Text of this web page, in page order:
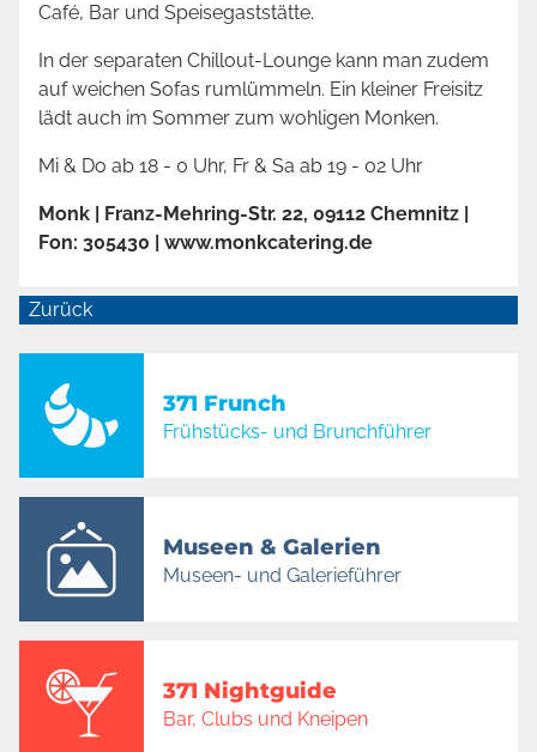
Café, Bar und Speisegaststätte.
In der separaten Chillout-Lounge kann man zudem
auf weichen Sofas rumlümmeln. Ein kleiner Freisitz
lädt auch im Sommer zum wohligen Monken.
Mi & Do ab 18 - 0 Uhr, Fr & Sa ab 19 - 02 Uhr
Monk | Franz-Mehring-Str. 22, 09112 Chemnitz |
Fon: 305430 |
www.monkcatering.de
Zurück
371 Frunch
Frühstücks- und Brunchführer
Museen & Galerien
Museen- und Galerieführer
371 Nightguide
Bar, Clubs und Kneipen